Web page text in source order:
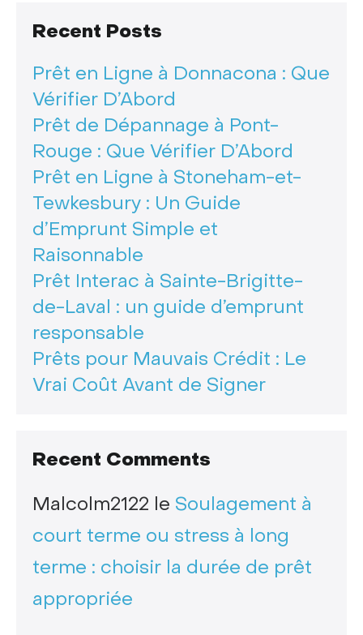
Recent Posts
Prêt en Ligne à Donnacona : Que
Vérifier D’Abord
Prêt de Dépannage à Pont-
Rouge : Que Vérifier D’Abord
Prêt en Ligne à Stoneham-et-
Tewkesbury : Un Guide
d’Emprunt Simple et
Raisonnable
Prêt Interac à Sainte-Brigitte-
de-Laval : un guide d’emprunt
responsable
Prêts pour Mauvais Crédit : Le
Vrai Coût Avant de Signer
Recent Comments
Malcolm2122 le Soulagement à
court terme ou stress à long
terme : choisir la durée de prêt
appropriée